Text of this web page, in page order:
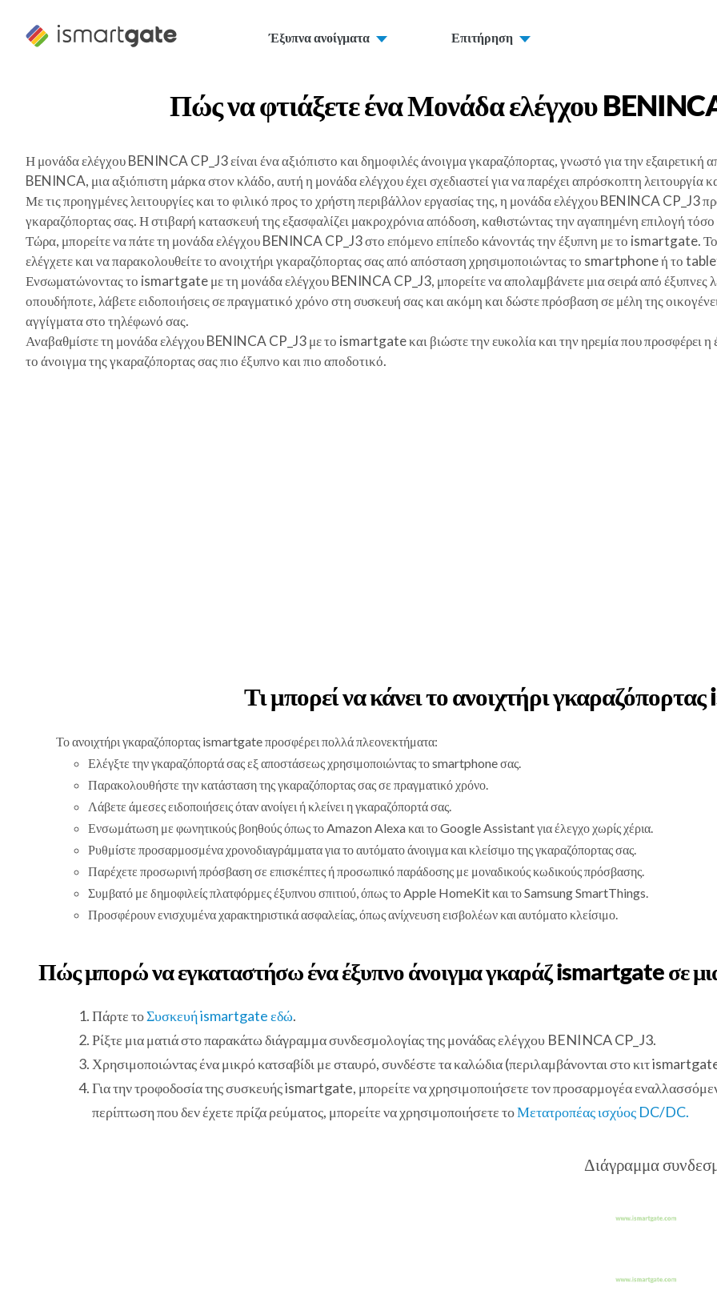
περιεχόμενο
Έξυπνα ανοίγματα Επιτήρηση
Πώς να φτιάξετε έναΜονάδα ελέγχου
Η μονάδα ελέγχου BENINCA CP_J3 είναι ένα αξιόπιστο και δημοφιλές άνοιγμα γκαραζόπορτας, γνωστό για την
BENINCA, μια αξιόπιστη μάρκα στον κλάδο, αυτή η μονάδα ελέγχου έχει σχεδιαστεί για να παρέχει απρόσκοπτη
Με τις προηγμένες λειτουργίες και το φιλικό προς το χρήστη περιβάλλον εργασίας της, η μονάδα ελέγχου BENINCA CP_J3
γκαραζόπορτας σας. Η στιβαρή κατασκευή της εξασφαλίζει μακροχρόνια απόδοση, καθιστώντας την αγαπημένη επιλογή τόσο
Τώρα, μπορείτε να πάτε τη μονάδα ελέγχου BENINCA CP_J3 στο επόμενο επίπεδο κάνοντάς την έξυπνη με το ismartgate.
ελέγχετε και να παρακολουθείτε το ανοιχτήρι γκαραζόπορτας σας από απόσταση χρησιμοποιώντας το smartphone ή το
Ενσωματώνοντας το ismartgate με τη μονάδα ελέγχου BENINCA CP_J3, μπορείτε να απολαμβάνετε μια σειρά από έξυπνες
οπουδήποτε, λάβετε ειδοποιήσεις σε πραγματικό χρόνο στη συσκευή σας και ακόμη και δώστε πρόσβαση σε μέλη της
αγγίγματα στο τηλέφωνό σας.
Αναβαθμίστε τη μονάδα ελέγχου BENINCA CP_J3 με το ismartgate και βιώστε την ευκολία και την ηρεμία που προσφέρει η
το άνοιγμα της γκαραζόπορτας σας πιο έξυπνο και πιο αποδοτικό.
Τι μπορεί να κάνει το ανοιχτήρι
Το ανοιχτήρι γκαραζόπορτας ismartgate προσφέρει πολλά πλεονεκτήματα:
Ελέγξτε την γκαραζόπορτά σας εξ αποστάσεως χρησιμοποιώντας το smartphone σας.
Παρακολουθήστε την κατάσταση της γκαραζόπορτας σας σε πραγματικό χρόνο.
Λάβετε άμεσες ειδοποιήσεις όταν ανοίγει ή κλείνει η γκαραζόπορτά σας.
Ενσωμάτωση με φωνητικούς βοηθούς όπως το Amazon Alexa και το Google Assistant για έλεγχο χωρίς χέρια.
Ρυθμίστε προσαρμοσμένα χρονοδιαγράμματα για το αυτόματο άνοιγμα και κλείσιμο της γκαραζόπορτας σας.
Παρέχετε προσωρινή πρόσβαση σε επισκέπτες ή προσωπικό παράδοσης με μοναδικούς κωδικούς πρόσβασης.
Συμβατό με δημοφιλείς πλατφόρμες έξυπνου σπιτιού, όπως το Apple HomeKit και το Samsung SmartThings.
Προσφέρουν ενισχυμένα χαρακτηριστικά ασφαλείας, όπως ανίχνευση εισβολέων και αυτόματο κλείσιμο.
Πώς μπορώ να εγκαταστήσω ένα έξυπνο άνοιγμα γκαράζ ismartgate σε
Πάρτε τοΣυσκευή ismartgate εδώ.
Ρίξτε μια ματιά στο παρακάτω διάγραμμα συνδεσμολογίας της μονάδας ελέγχου BENINCA CP_J3.
Χρησιμοποιώντας ένα μικρό κατσαβίδι με σταυρό, συνδέστε τα καλώδια (περιλαμβάνονται στο κιτ
Για την τροφοδοσία της συσκευής ismartgate, μπορείτε να χρησιμοποιήσετε τον προσαρμογέα
περίπτωση που δεν έχετε πρίζα ρεύματος, μπορείτε να χρησιμοποιήσετε τοΜετατροπέας ισχύος DC/DC.
Διάγραμμα